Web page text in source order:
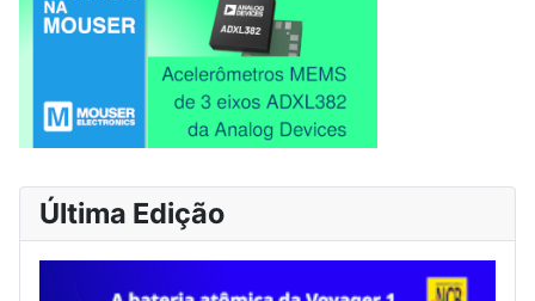
Última Edição